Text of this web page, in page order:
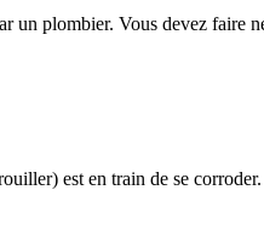
un plombier. Vous devez faire
est en train de se